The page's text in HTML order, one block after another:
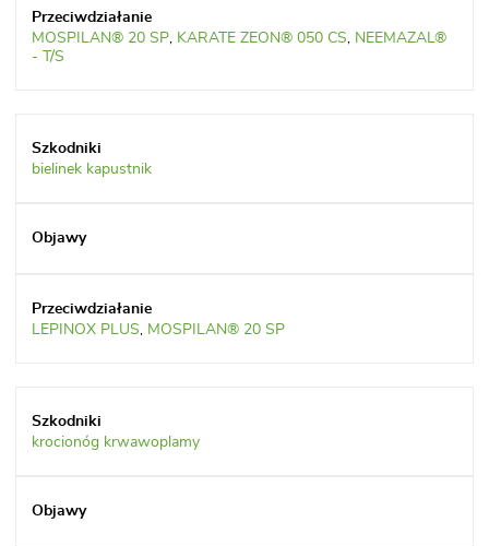
MOSPILAN® 20 SP, KARATE ZEON® 050 CS, NEEMAZAL®
- T/S
bielinek kapustnik
LEPINOX PLUS, MOSPILAN® 20 SP
krocionóg krwawoplamy